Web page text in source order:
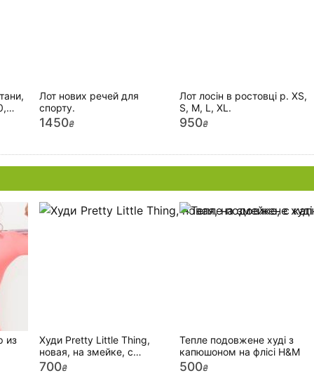
Лот нових речей для
спорту.
1450₴
Лот лосін в ростовці р. XS,
S, M, L, XL.
950₴
из
Худи Pretty Little Thing,
новая, на змейке, с
капюшоном, карманами
700₴
Тепле подовжене худі з
капюшоном на флісі H&M
500₴